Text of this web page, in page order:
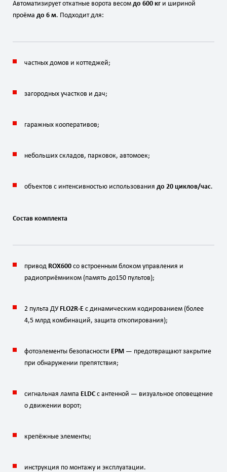
Автоматизируетоткатные ворота весом до 600 кг и шириной
проёма до 6 м. Подходитдля:
частных домов и коттеджей;
загородных участков и дач;
гаражных кооперативов;
небольших складов, парковок, автомоек;
объектов с интенсивностью использования до 20 циклов/час.
Состав комплекта
привод ROX600 со встроенным блоком управления и
радиоприёмником (память до150 пультов);
2 пульта ДУ FLO2R‑E с динамическим кодированием (более
4,5 млрд комбинаций, защита откопирования);
фотоэлементы безопасности EPM — предотвращаютзакрытие
при обнаружении препятствия;
сигнальная лампа ELDC с антенной — визуальное оповещение
о движении ворот;
крепёжные элементы;
инструкция по монтажу и эксплуатации.